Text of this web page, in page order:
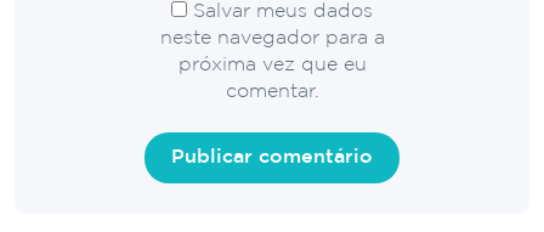
Salvar meus dados
neste navegador para a
próxima vez que eu
comentar.